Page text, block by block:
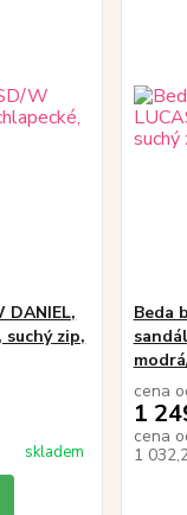
DANIEL,
suchý zip,
skladem
Beda
cena
1
cena
1